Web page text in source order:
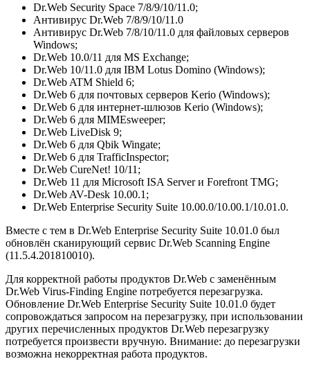
Dr.Web Security Space 7/8/9/10/11.0;
Антивирус Dr.Web 7/8/9/10/11.0
Антивирус Dr.Web 7/8/10/11.0 для файловых серверов
Windows;
Dr.Web 10.0/11 для MS Exchange;
Dr.Web 10/11.0 для IBM Lotus Domino (Windows);
Dr.Web ATM Shield 6;
Dr.Web 6 для почтовых серверов Kerio (Windows);
Dr.Web 6 для интернет-шлюзов Kerio (Windows);
Dr.Web 6 для MIMEsweeper;
Dr.Web LiveDisk 9;
Dr.Web 6 для Qbik Wingate;
Dr.Web 6 для TrafficInspector;
Dr.Web CureNet! 10/11;
Dr.Web 11 для Microsoft ISA Server и Forefront TMG;
Dr.Web AV-Desk 10.00.1;
Dr.Web Enterprise Security Suite 10.00.0/10.00.1/10.01.0.
Вместе с тем в Dr.Web Enterprise Security Suite 10.01.0 был
обновлён сканирующий сервис Dr.Web Scanning Engine
(11.5.4.201810010).
Для корректной работы продуктов Dr.Web с заменённым
Dr.Web Virus-Finding Engine потребуется перезагрузка.
Обновление Dr.Web Enterprise Security Suite 10.01.0 будет
сопровождаться запросом на перезагрузку, при использовании
других перечисленных продуктов Dr.Web перезагрузку
потребуется произвести вручную. Внимание: до перезагрузки
возможна некорректная работа продуктов.